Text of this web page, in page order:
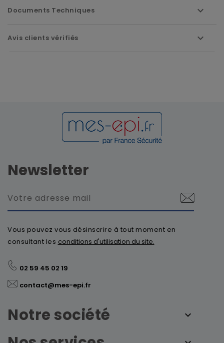
Documents Techniques
Avis clients vérifiés
Newsletter
Vous pouvez vous désinscrire à tout moment en
consultant les conditions d'utilisation du site.
02 59 45 02 19
contact@mes-epi.fr
Notre société